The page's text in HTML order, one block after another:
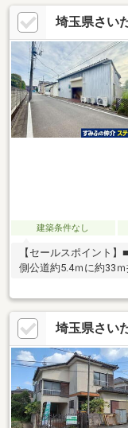
カー・工務店で建築可
ださい▼周辺環境・コ
学校 徒歩8分(約620m)
住まい探しをお手伝
談はお気軽にお問い合
埼玉県さい
建築条件なし
【セールスポイント
側公道約5.4ｍに約33
す。■建物あり。ただ
埼玉県さい